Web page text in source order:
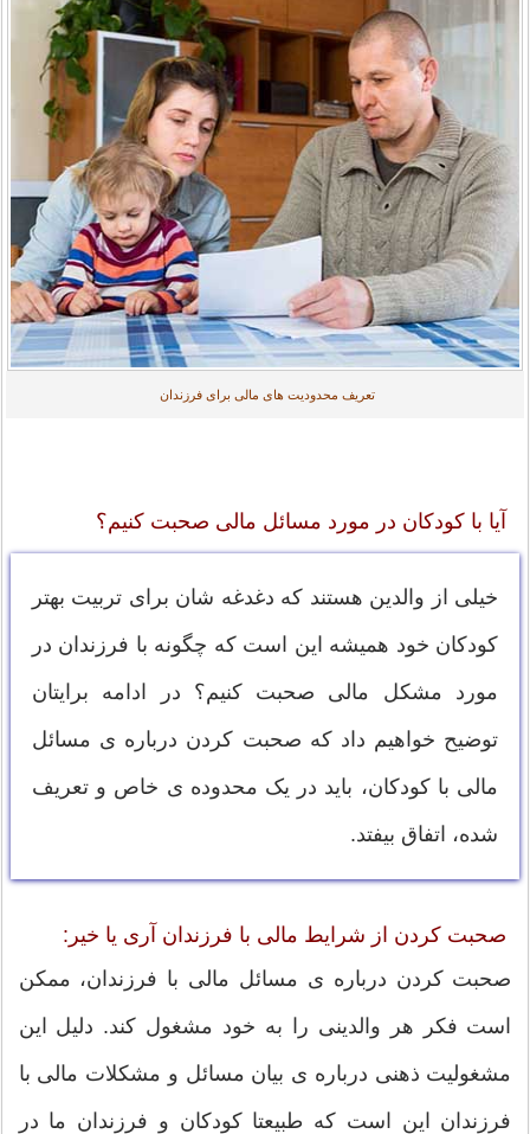
تعریف محدودیت های مالی برای فرزندان
آیا با کودکان در مورد مسائل مالی صحبت کنیم؟
خیلی از والدین هستند که دغدغه شان برای تربیت بهتر
کودکان خود همیشه این است که چگونه با فرزندان در
مورد مشکل مالی صحبت کنیم؟ در ادامه برایتان
توضیح خواهیم داد که صحبت کردن درباره ی مسائل
مالی با کودکان، باید در یک محدوده ی خاص و تعریف
شده، اتفاق بیفتد.
صحبت کردن از شرایط مالی با فرزندان آری یا خیر:
صحبت کردن درباره ی مسائل مالی با فرزندان، ممکن
است فکر هر والدینی را به خود مشغول کند. دلیل این
مشغولیت ذهنی درباره ی بیان مسائل و مشکلات مالی با
فرزندان این است که طبیعتا کودکان و فرزندان ما در